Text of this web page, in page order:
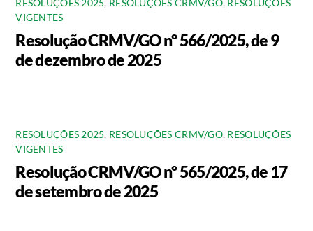
RESOLUÇÕES 2025, RESOLUÇÕES CRMV/GO, RESOLUÇÕES
VIGENTES
Resolução CRMV/GO nº 566/2025, de 9
de dezembro de 2025
RESOLUÇÕES 2025, RESOLUÇÕES CRMV/GO, RESOLUÇÕES
VIGENTES
Resolução CRMV/GO nº 565/2025, de 17
de setembro de 2025